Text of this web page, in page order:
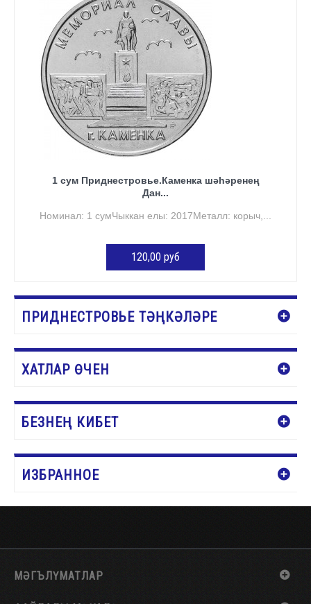
1 сум Приднестровье.Каменка шәһәренең
Дан...
Номинал: 1 сумЧыккан елы: 2017Металл: корыч,...
120,00 руб
ПРИДНЕСТРОВЬЕ ТӘҢКӘЛӘРЕ
ХАТЛАР ӨЧЕН
БЕЗНЕҢ КИБЕТ
ИЗБРАННОЕ
МӘГЪЛҮМАТЛАР